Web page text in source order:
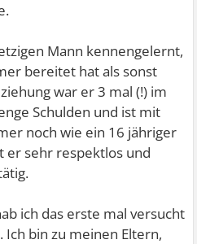
Mann kennengelernt,
bereitet hat als sonst
war er 3 mal (!) im
Schulden und ist mit
noch wie ein 16 jähriger
er sehr respektlos und
ich das erste mal versucht
bin zu meinen Eltern,